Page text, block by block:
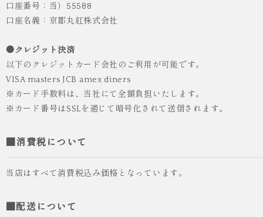
口座番号：当）55588
口座名義：京都丸紅株式会社
●クレジット決済
以下のクレジットカード会社のご利用が可能です。
VISA masters JCB amex diners
※カード手数料は、当社にて全額負担いたします。
※カード番号はSSLを通じて暗号化されて送信されます。
■消費税について
当店はすべて消費税込み価格となっています。
■配送について